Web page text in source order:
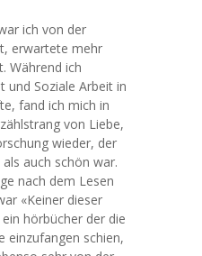
ich von der
erwartete mehr
Während ich
und Soziale Arbeit in
fand ich mich in
von Liebe,
wieder, der
auch schön war.
nach dem Lesen
«Keiner dieser
hörbücher der die
einzufangen schien,